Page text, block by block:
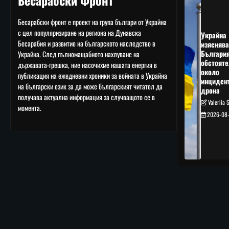
Бесарабски фронт е проект на група българи от Украйна
с цел популяризиране на региона на Дунавска
Бесарабия и развитие на българското наследство в
Украйна. След пълномащабното нахлуване на
държавата-грешка, ние насочихме нашата енергия в
публикация на ежедневни хроники за войната в Украйна
на български език за да може българският читател да
получава актуална информация за случващото се в
момента.
Украйна
около
дрона
Valeriia
2026-